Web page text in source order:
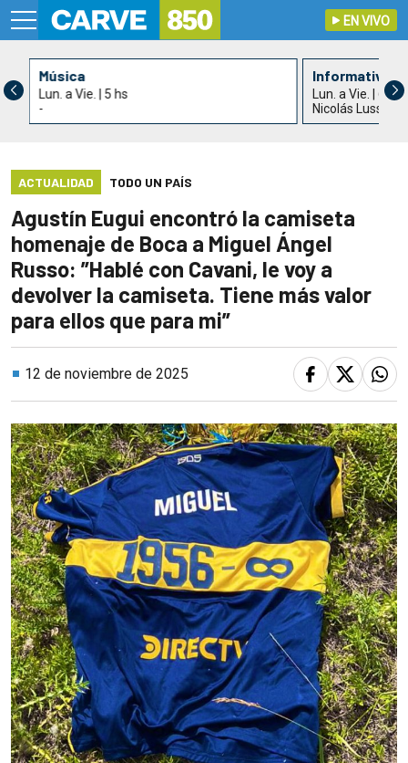
EN VIVO
Música
Lun. a Vie. | 5 hs
-
Informativo
Lun. a Vie. | 6 hs
Nicolás Lussich
ACTUALIDAD TODO UN PAÍS
Agustín Eugui encontró la camiseta
homenaje de Boca a Miguel Ángel
Russo: ”Hablé con Cavani, le voy a
devolver la camiseta. Tiene más valor
para ellos que para mi”
12 de noviembre de 2025